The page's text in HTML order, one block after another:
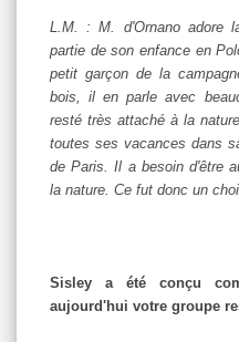
L.M. : M. d'Ornano adore
partie de son enfance en
petit garçon de la
bois, il en parle avec
resté très attaché à la
toutes ses vacances dans
de Paris. Il a besoin d'être
la nature. Ce fut donc un
Sisley a été conçu
aujourd'hui votre groupe